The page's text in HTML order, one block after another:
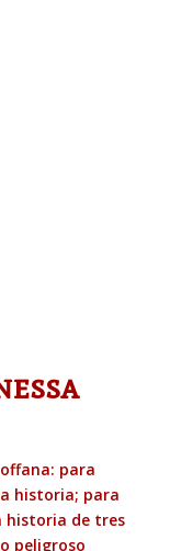
para
historia; para
historia de tres
peligroso